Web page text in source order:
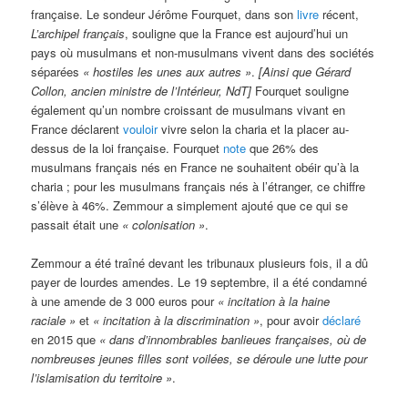
française. Le sondeur Jérôme Fourquet, dans sonlivre récent,
L’archipel français, souligne que la France est aujourd’hui un
pays où musulmans et non-musulmans vivent dans des sociétés
séparées « hostiles les unes aux autres ».[Ainsi que Gérard
Collon, ancien ministre de l’Intérieur, NdT] Fourquet souligne
également qu’un nombre croissant de musulmans vivant en
France déclarentvouloirvivre selon la charia et la placer au-
dessus de la loi française. Fourquet note que 26% des
musulmans français nés en France ne souhaitent obéir qu’à la
charia ; pour les musulmans français nés à l’étranger, ce chiffre
s’élève à 46%. Zemmour a simplement ajouté que ce qui se
passait était une « colonisation ».
Zemmour a été traîné devant les tribunaux plusieurs fois, il a dû
payer de lourdes amendes. Le 19 septembre, il a été condamné
à une amende de 3 000 euros pour « incitation à la haine
raciale » et « incitation à la discrimination », pour avoirdéclaré
en 2015 que « dans d’innombrables banlieues françaises, où de
nombreuses jeunes filles sont voilées, se déroule une lutte pour
l’islamisation du territoire ».